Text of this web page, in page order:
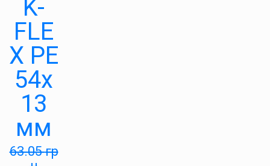
K-
FLE
X PE
54х
13
мм
63.05гр